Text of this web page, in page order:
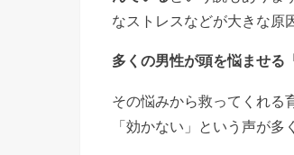
なストレスなどが大きな原
多くの男性が頭を悩ませる
その悩みから救ってくれる
「効かない」という声が多